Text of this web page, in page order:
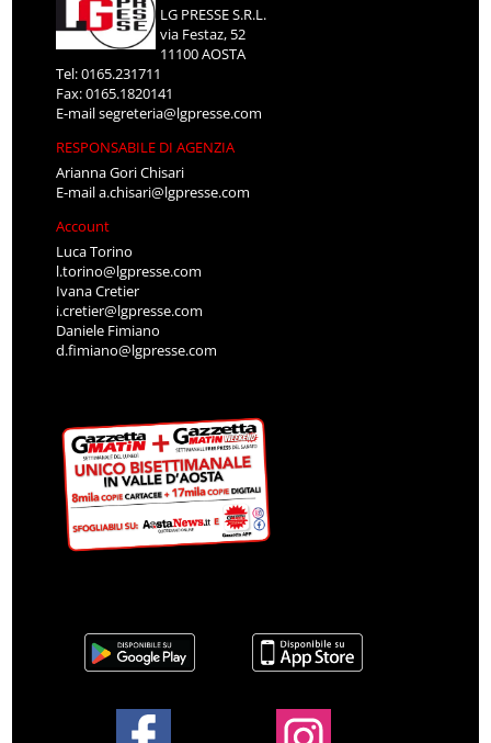
LG PRESSE S.R.L.
via Festaz, 52
11100 AOSTA
Tel: 0165.231711
Fax: 0165.1820141
E-mailsegreteria@lgpresse.com
RESPONSABILE DI AGENZIA
Arianna Gori Chisari
E-maila.chisari@lgpresse.com
Account
Luca Torino
l.torino@lgpresse.com
Ivana Cretier
i.cretier@lgpresse.com
Daniele Fimiano
d.fimiano@lgpresse.com